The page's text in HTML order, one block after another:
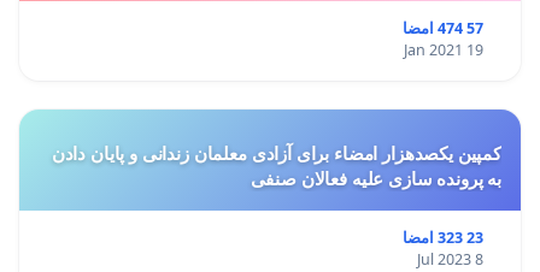
ستاد انتخاباتی رییس جمهور منتخب
کارگروه‌ محترم انتخاب وزیر بهداشت، درمان و آموزش
57 474 امضا
19 Jan 2021
کمپین یکصدهزار امضاء برای آزادی معلمان زندانی و پایان دادن
به پرونده سازی علیه فعالان صنفی
23 323 امضا
8 Jul 2023